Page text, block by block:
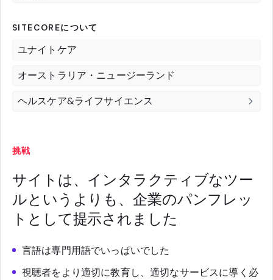
SITECOREについて
ユナイトケア
オーストラリア・ニュージーランド
ヘルスケア&ライフサイエンス
挑戦
サイトは、インタラクティブなツー
ルというよりも、企業のパンフレッ
トとして提示されました
言語は専門用語でいっぱいでした
視聴者をより適切に教育し、適切なサービスに導く必